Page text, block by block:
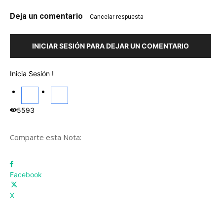
Deja un comentario Cancelar respuesta
INICIAR SESIÓN PARA DEJAR UN COMENTARIO
Inicia Sesión !
5593
Comparte esta Nota:
Facebook
X